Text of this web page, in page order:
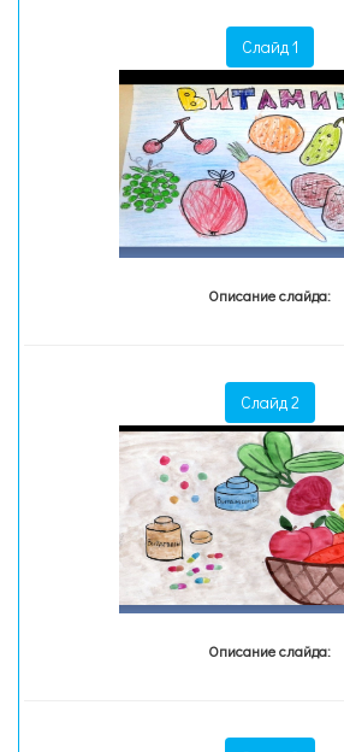
Слайд 1
Описание слайда:
Слайд 2
Описание слайда: